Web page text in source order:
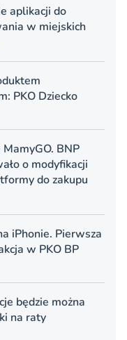
aplikacji do
w miejskich
PKO Dziecko
BNP
o modyfikacji
do zakupu
iPhonie. Pierwsza
w PKO BP
będzie można
na raty